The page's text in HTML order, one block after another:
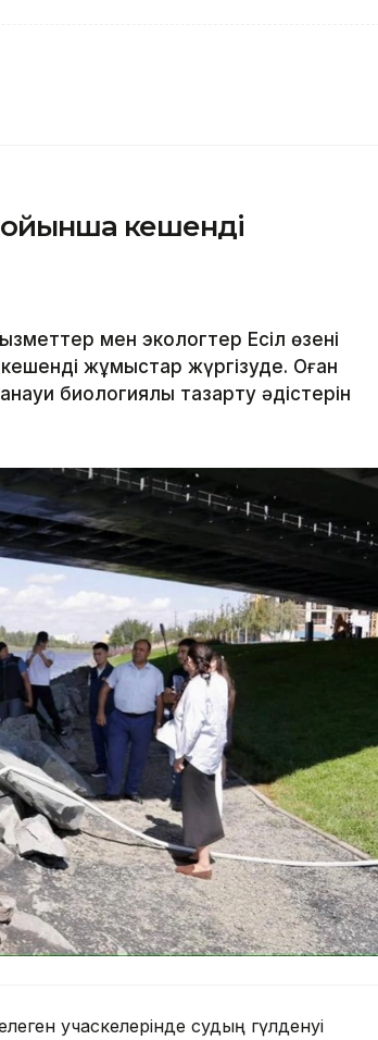
кешенді
мен экологтер Есіл өзені
жұмыстар жүргізуде. Оған
биологиялық тазарту әдістерін
учаскелерінде судың гүлденуі